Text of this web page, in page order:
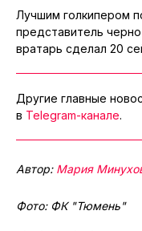
Лучшим голкипером
представитель
вратарь сделал 20
Другие главные
в Telegram-канале.
Автор: Мария
Фото: ФК "Тюмень"